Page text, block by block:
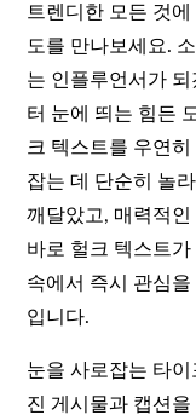
트렌디한 모든 것
도를 만나보세요.
는 인플루언서가
터 눈에 띄는 힘든
크 텍스트를 우연
잡는 데 단순히 놀
깨달았고, 매력적인
바로 헐크 텍스트
속에서 즉시 관심
입니다.
눈을 사로잡는 타
진 게시물과 캡션